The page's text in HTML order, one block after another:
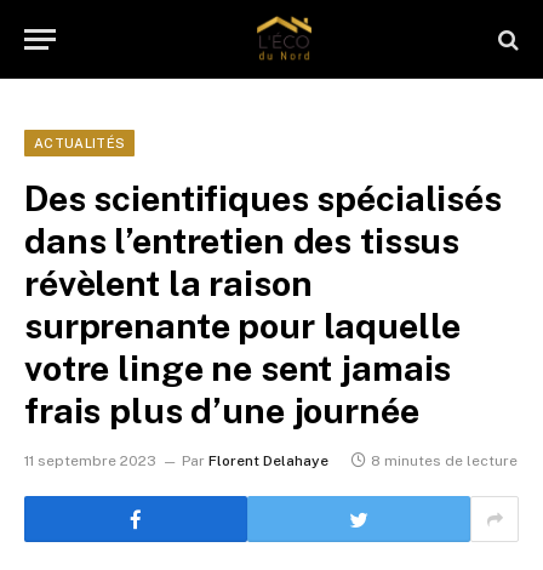
ACTUALITÉS
Des scientifiques spécialisés
dans l’entretien des tissus
révèlent la raison
surprenante pour laquelle
votre linge ne sent jamais
frais plus d’une journée
11 septembre 2023 Par Florent Delahaye 8 minutes de lecture